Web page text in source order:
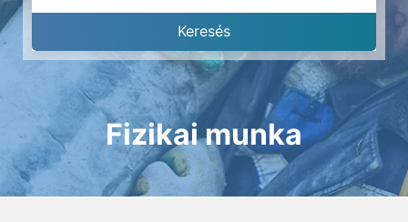
Fizikai munka